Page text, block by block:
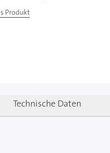
Produkt
Technische Daten